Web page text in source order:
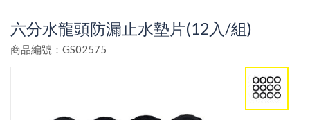
六分水龍頭防漏止水墊片(12入/組)
商品編號：GS02575